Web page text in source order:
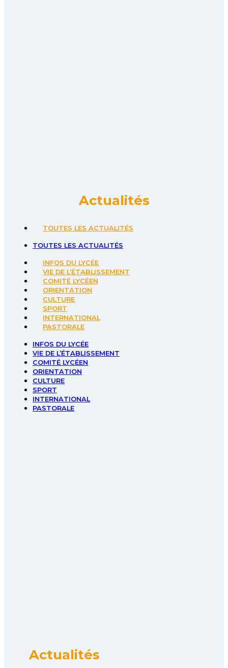
Actualités
TOUTES LES ACTUALITÉS
TOUTES LES ACTUALITÉS
INFOS DU LYCÉE
VIE DE L’ÉTABLISSEMENT
COMITÉ LYCÉEN
ORIENTATION
CULTURE
SPORT
INTERNATIONAL
PASTORALE
INFOS DU LYCÉE
VIE DE L’ÉTABLISSEMENT
COMITÉ LYCÉEN
ORIENTATION
CULTURE
SPORT
INTERNATIONAL
PASTORALE
Actualités